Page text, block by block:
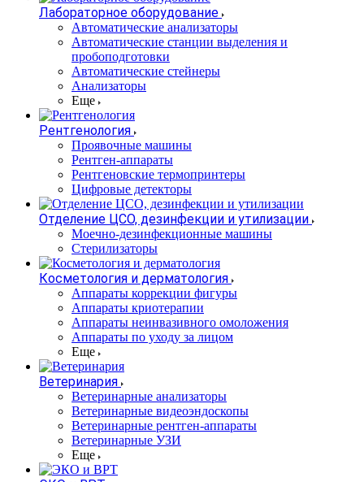
Лабораторное оборудование
Автоматические анализаторы
Автоматические станции выделения и
пробоподготовки
Автоматические стейнеры
Анализаторы
Еще
Рентгенология
Проявочные машины
Рентген-аппараты
Рентгеновские термопринтеры
Цифровые детекторы
Отделение ЦСО, дезинфекции и утилизации
Моечно-дезинфекционные машины
Стерилизаторы
Косметология и дерматология
Аппараты коррекции фигуры
Аппараты криотерапии
Аппараты неинвазивного омоложения
Аппараты по уходу за лицом
Еще
Ветеринария
Ветеринарные анализаторы
Ветеринарные видеоэндоскопы
Ветеринарные рентген-аппараты
Ветеринарные УЗИ
Еще